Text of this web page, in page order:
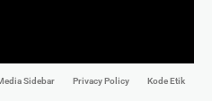
Sidebar Privacy Policy Kode Etik